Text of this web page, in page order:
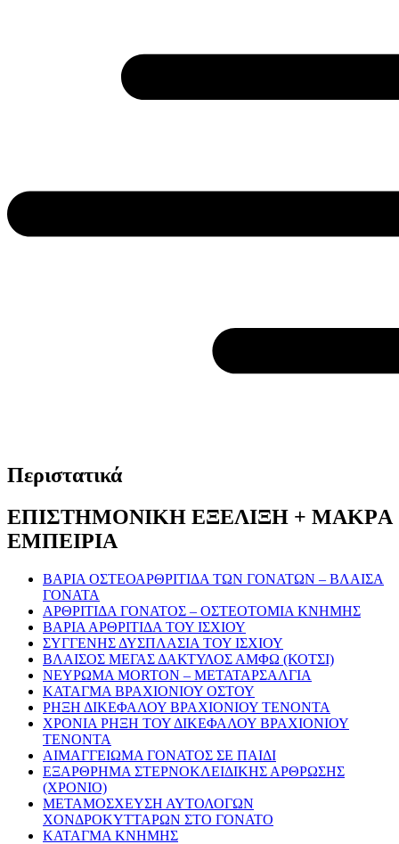
Περιστατικά
ΕΠΙΣΤΗΜΟΝΙΚH ΕΞEΛΙΞΗ + ΜΑΚΡA
ΕΜΠΕΙΡIΑ
ΒΑΡΙΑ ΟΣΤΕΟΑΡΘΡΙΤΙΔΑ ΤΩΝ ΓΟΝΑΤΩΝ – ΒΛΑΙΣΑ
ΓΟΝΑΤΑ
ΑΡΘΡΙΤΙΔΑ ΓΟΝΑΤΟΣ – ΟΣΤΕΟΤΟΜΙΑ ΚΝΗΜΗΣ
BΑΡΙΑ ΑΡΘΡΙΤΙΔΑ ΤΟΥ ΙΣΧΙΟΥ
ΣΥΓΓΕΝΗΣ ΔΥΣΠΛΑΣΙΑ ΤΟΥ ΙΣΧΙΟΥ
ΒΛΑΙΣΟΣ ΜΕΓΑΣ ΔΑΚΤΥΛΟΣ ΑΜΦΩ (ΚΟΤΣΙ)
ΝΕΥΡΩΜΑ MORTON – ΜΕΤΑΤΑΡΣΑΛΓΙΑ
ΚΑΤΑΓΜΑ ΒΡΑΧΙΟΝΙΟΥ ΟΣΤΟΥ
ΡΗΞΗ ΔΙΚΕΦΑΛΟΥ ΒΡΑΧΙΟΝΙΟΥ ΤΕΝΟΝΤΑ
ΧΡΟΝΙΑ ΡΗΞΗ ΤΟΥ ΔΙΚΕΦΑΛΟΥ ΒΡΑΧΙΟΝΙΟΥ
ΤΕΝΟΝΤΑ
ΑΙΜΑΓΓΕΙΩΜΑ ΓΟΝΑΤΟΣ ΣΕ ΠΑΙΔΙ
ΕΞΑΡΘΡΗΜΑ ΣΤΕΡΝΟΚΛΕΙΔΙΚΗΣ ΑΡΘΡΩΣΗΣ
(ΧΡΟΝΙΟ)
ΜΕΤΑΜΟΣΧΕΥΣΗ ΑΥΤΟΛΟΓΩΝ
ΧΟΝΔΡΟΚΥΤΤΑΡΩΝ ΣΤΟ ΓΟΝΑΤΟ
ΚΑΤΑΓΜΑ ΚΝΗΜΗΣ